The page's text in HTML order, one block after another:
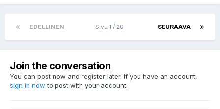
EDELLINEN SEURAAVA
Sivu 1 / 20
Join the conversation
You can post now and register later. If you have an account,
sign in now to post with your account.